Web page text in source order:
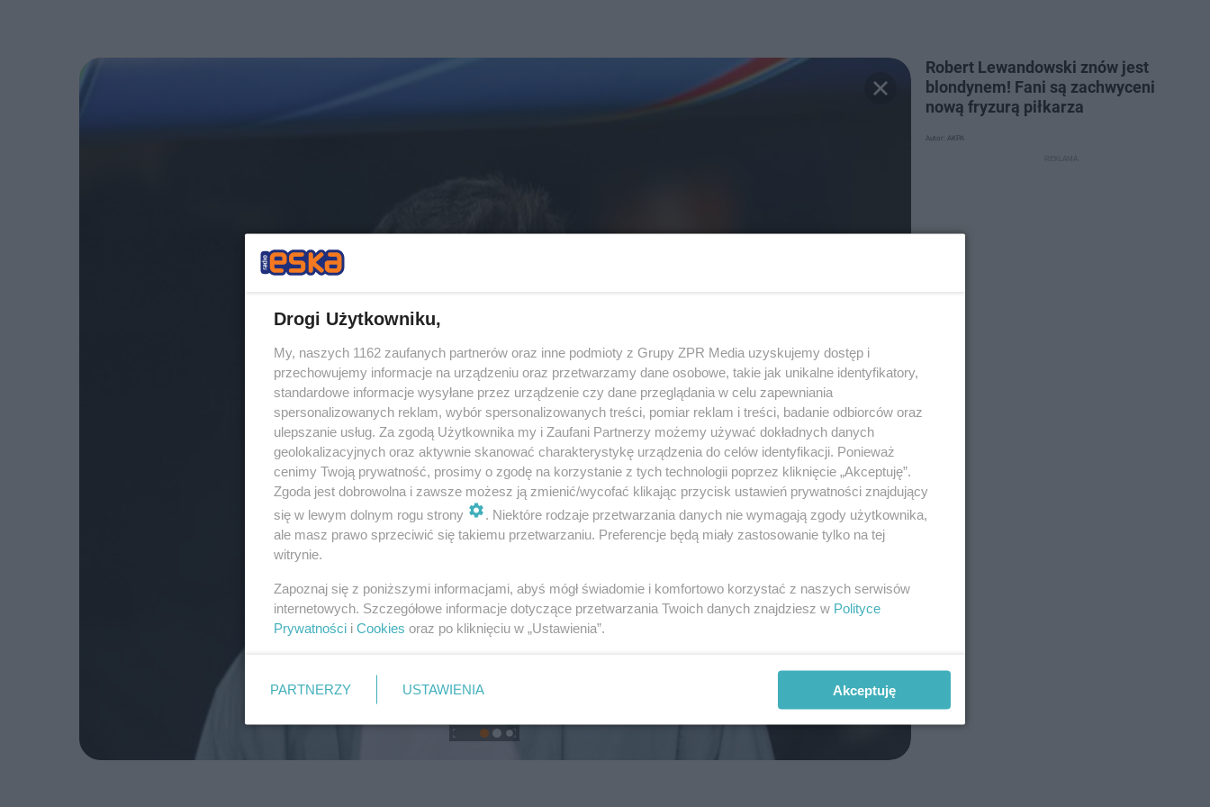
Robert Lewandowski znów jest
blondynem! Fani są zachwyceni
nową fryzurą piłkarza
Autor: AKPA
Drogi Użytkowniku,
My, naszych 1162 zaufanych partnerów oraz inne podmioty z Grupy ZPR Media uzyskujemy dostęp i
przechowujemy informacje na urządzeniu oraz przetwarzamy dane osobowe, takie jak unikalne identyfikatory,
standardowe informacje wysyłane przez urządzenie czy dane przeglądania w celu zapewniania
spersonalizowanych reklam, wybór spersonalizowanych treści, pomiar reklam i treści, badanie odbiorców oraz
ulepszanie usług. Za zgodą Użytkownika my i Zaufani Partnerzy możemy używać dokładnych danych
geolokalizacyjnych oraz aktywnie skanować charakterystykę urządzenia do celów identyfikacji. Ponieważ
cenimy Twoją prywatność, prosimy o zgodę na korzystanie z tych technologii poprzez kliknięcie „Akceptuję”.
Zgoda jest dobrowolna i zawsze możesz ją zmienić/wycofać klikając przycisk ustawień prywatności znajdujący
się w lewym dolnym rogu strony
. Niektóre rodzaje przetwarzania danych nie wymagają zgody użytkownika,
ale masz prawo sprzeciwić się takiemu przetwarzaniu. Preferencje będą miały zastosowanie tylko na tej
witrynie.
Zapoznaj się z poniższymi informacjami, abyś mógł świadomie i komfortowo korzystać z naszych serwisów
internetowych. Szczegółowe informacje dotyczące przetwarzania Twoich danych znajdziesz w Polityce
Prywatności i Cookies oraz po kliknięciu w „Ustawienia”.
PARTNERZY USTAWIENIA Akceptuję